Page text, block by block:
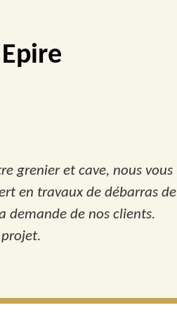
grenier et cave, nous vous
en travaux de débarras de
demande de nos clients.